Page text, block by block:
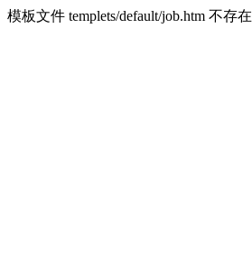
模板文件 templets/default/job.htm 不存在